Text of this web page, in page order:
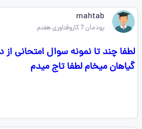
mahtab
پودمان 7 کاروفناوری هفتم
لطفا چند تا نمونه سوال امتحانی
گیاهان میخام لطفا تاج میدم